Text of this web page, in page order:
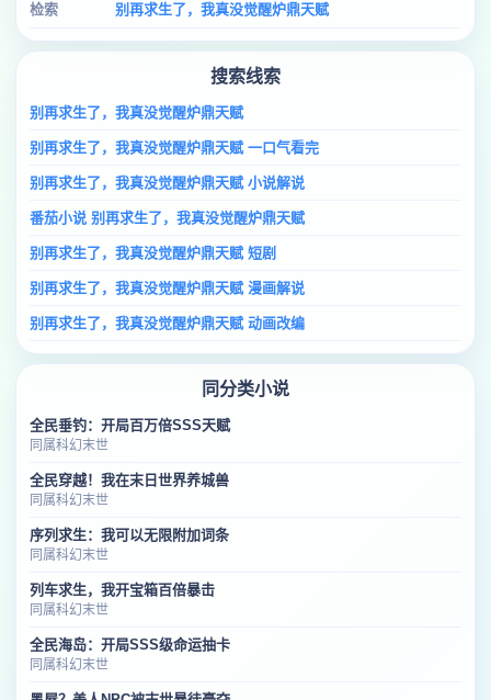
检索 别再求生了，我真没觉醒炉鼎天赋
搜索线索
别再求生了，我真没觉醒炉鼎天赋
别再求生了，我真没觉醒炉鼎天赋 一口气看完
别再求生了，我真没觉醒炉鼎天赋 小说解说
番茄小说 别再求生了，我真没觉醒炉鼎天赋
别再求生了，我真没觉醒炉鼎天赋 短剧
别再求生了，我真没觉醒炉鼎天赋 漫画解说
别再求生了，我真没觉醒炉鼎天赋 动画改编
同分类小说
全民垂钓：开局百万倍SSS天赋
同属科幻末世
全民穿越！我在末日世界养城兽
同属科幻末世
序列求生：我可以无限附加词条
同属科幻末世
列车求生，我开宝箱百倍暴击
同属科幻末世
全民海岛：开局SSS级命运抽卡
同属科幻末世